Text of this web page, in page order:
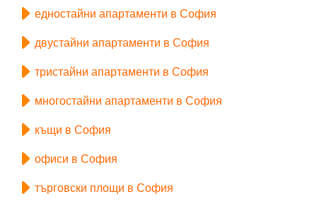
едностайни апартаменти в София
двустайни апартаменти в София
тристайни апартаменти в София
многостайни апартаменти в София
къщи в София
офиси в София
търговски площи в София